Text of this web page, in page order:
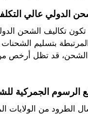
الدولي عالي
تكون تكاليف الشحن
بتسليم
قد تظل أرخص من
الرسوم الجمركية
الطرود من الولايات